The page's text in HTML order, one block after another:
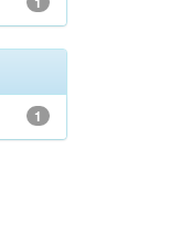
1